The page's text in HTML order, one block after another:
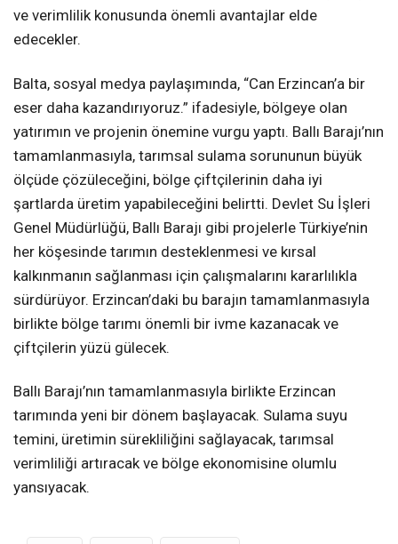
ve verimlilik konusunda önemli avantajlar elde
edecekler.
Balta, sosyal medya paylaşımında, “Can Erzincan’a bir
eser daha kazandırıyoruz.” ifadesiyle, bölgeye olan
yatırımın ve projenin önemine vurgu yaptı. Ballı Barajı’nın
tamamlanmasıyla, tarımsal sulama sorununun büyük
ölçüde çözüleceğini, bölge çiftçilerinin daha iyi
şartlarda üretim yapabileceğini belirtti. Devlet Su İşleri
Genel Müdürlüğü, Ballı Barajı gibi projelerle Türkiye’nin
her köşesinde tarımın desteklenmesi ve kırsal
kalkınmanın sağlanması için çalışmalarını kararlılıkla
sürdürüyor. Erzincan’daki bu barajın tamamlanmasıyla
birlikte bölge tarımı önemli bir ivme kazanacak ve
çiftçilerin yüzü gülecek.
Ballı Barajı’nın tamamlanmasıyla birlikte Erzincan
tarımında yeni bir dönem başlayacak. Sulama suyu
temini, üretimin sürekliliğini sağlayacak, tarımsal
verimliliği artıracak ve bölge ekonomisine olumlu
yansıyacak.